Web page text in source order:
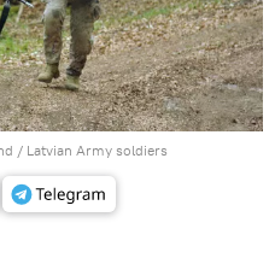
/ Latvian Army soldiers